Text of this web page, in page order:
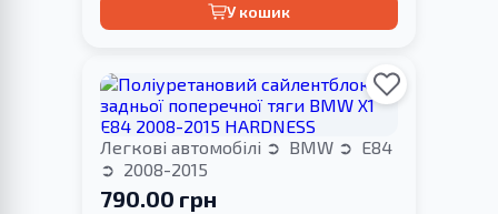
У кошик
Легкові автомобілі BMW
E84
2008-2015
790.00 грн